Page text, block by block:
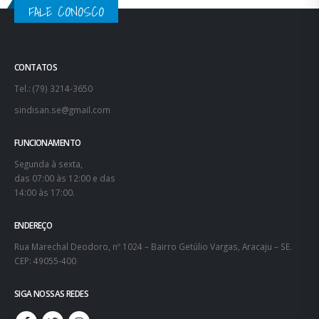
FALE CONOSCO
CONTATOS
Tel.: (79) 3214-3650
sindisan.se@gmail.com
FUNCIONAMENTO
Segunda à sexta,
das 07:00 às 12:00 e das
14:00 às 17:00.
ENDEREÇO
Rua Marechal Deodoro, nº 1024 – Bairro Getúlio Vargas, Aracaju – SE.
CEP: 49055-400
SIGA NOSSAS REDES